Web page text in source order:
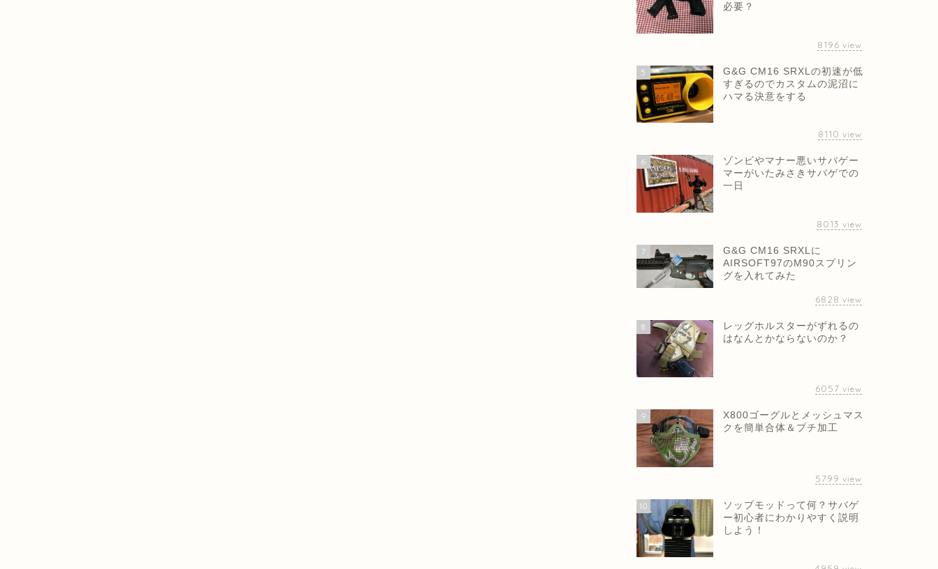
必要？
8196 view
5
G&G CM16 SRXLの初速が低
すぎるのでカスタムの泥沼に
ハマる決意をする
8110 view
6
ゾンビやマナー悪いサバゲー
マーがいたみさきサバゲでの
一日
8013 view
7
G&G CM16 SRXLに
AIRSOFT97のM90スプリン
グを入れてみた
6828 view
8
レッグホルスターがずれるの
はなんとかならないのか？
6057 view
9
X800ゴーグルとメッシュマス
クを簡単合体＆プチ加工
5799 view
10
ソップモッドって何？サバゲ
ー初心者にわかりやすく説明
しよう！